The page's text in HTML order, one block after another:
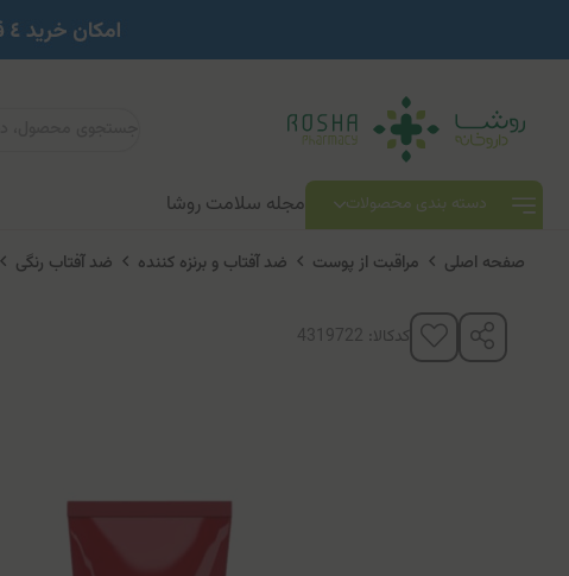
دسته بندی محصولات مجله سلامت روشا
صفحه اصلی مراقبت از پوست ضد آفتاب و برنزه کننده ضد آفتاب رنگی
کدکالا: